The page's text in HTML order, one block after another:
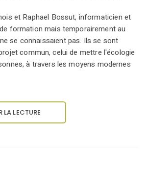
et Raphael Bossut, informaticien et
formation mais temporairement au
se connaissaient pas. Ils se sont
commun, celui de mettre l'écologie
à travers les moyens modernes
LECTURE